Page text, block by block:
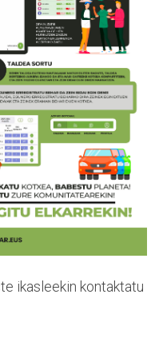
ikasleekin kontaktatu